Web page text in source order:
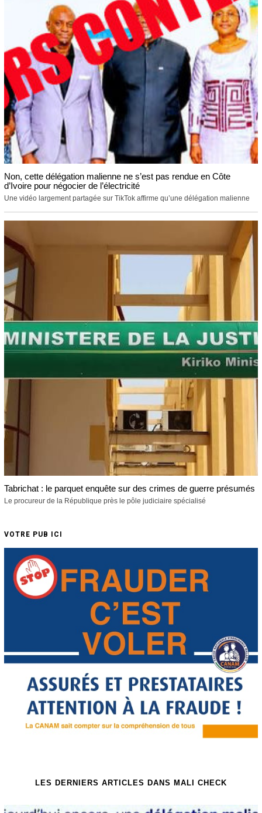
Non, cette délégation malienne ne s’est pas rendue en Côte
d’Ivoire pour négocier de l’électricité
Une vidéo largement partagée sur TikTok affirme qu’une délégation malienne
Tabrichat : le parquet enquête sur des crimes de guerre présumés
Le procureur de la République près le pôle judiciaire spécialisé
VOTRE PUB ICI
LES DERNIERS ARTICLES DANS MALI CHECK